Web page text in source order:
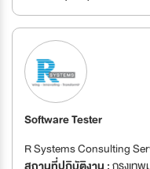
Software Tester
R Systems Consulting